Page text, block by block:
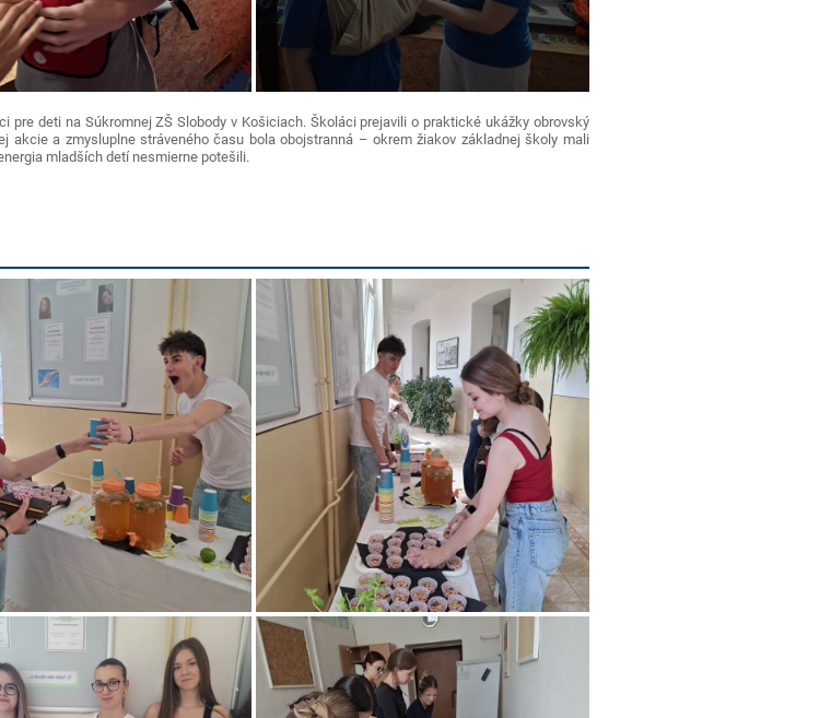
pre deti na Súkromnej ZŠ Slobody v Košiciach. Školáci prejavili o praktické ukážky obrovský
akcie a zmysluplne stráveného času bola obojstranná – okrem žiakov základnej školy mali
mladších detí nesmierne potešili.